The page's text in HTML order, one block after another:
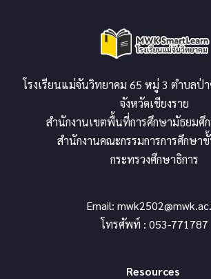
โรงเรียนแม่จันวิทยาคม 65 หมู่ 3 ตำบลป่
จังหวัดเชียงราย
สำนักงานเขตพื้นที่การศึกษามัธยมศึก
สำนักงานคณะกรรมการการศึกษา
กระทรวงศึกษาธิการ
Email:
โทรศัพท์ : 053-771787
Resources